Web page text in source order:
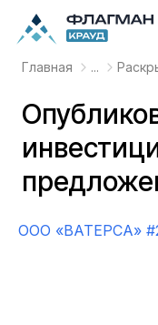
Главная ...
OOO «ВАТЕРСА»